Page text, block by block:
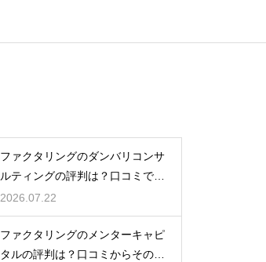
ファクタリングのダンバリコンサ
ルティングの評判は？口コミで実
態を解説
2026.07.22
ファクタリングのメンターキャピ
タルの評判は？口コミからその実